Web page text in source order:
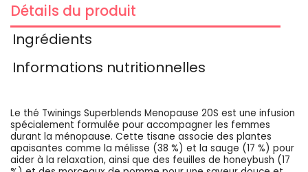
Détails du produit
Ingrédients
Informations nutritionnelles
Le thé Twinings Superblends Menopause 20S est une infusion
spécialement formulée pour accompagner les femmes
durant la ménopause. Cette tisane associe des plantes
apaisantes comme la mélisse (38 %) et la sauge (17 %) pour
aider à la relaxation, ainsi que des feuilles de honeybush (17